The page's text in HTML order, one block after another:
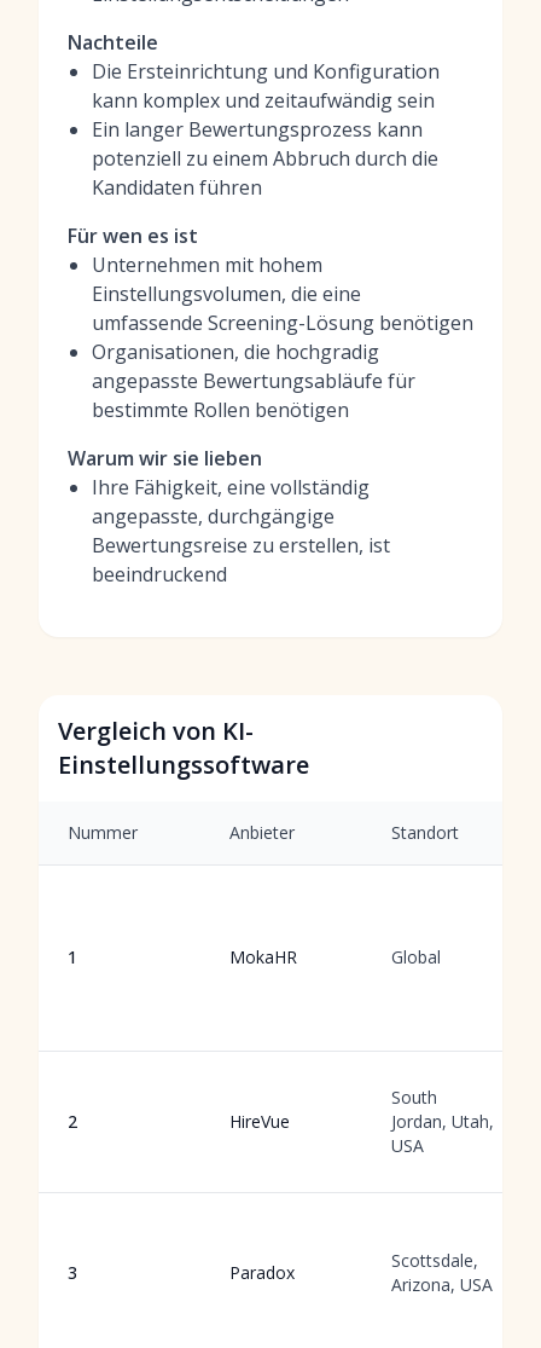
Nachteile
Die Ersteinrichtung und Konfiguration
kann komplex und zeitaufwändig sein
Ein langer Bewertungsprozess kann
potenziell zu einem Abbruch durch die
Kandidaten führen
Für wen es ist
Unternehmen mit hohem
Einstellungsvolumen, die eine
umfassende Screening-Lösung benötigen
Organisationen, die hochgradig
angepasste Bewertungsabläufe für
bestimmte Rollen benötigen
Warum wir sie lieben
Ihre Fähigkeit, eine vollständig
angepasste, durchgängige
Bewertungsreise zu erstellen, ist
beeindruckend
Vergleich von KI-
Einstellungssoftware
Nummer Anbieter Standort
1 MokaHR Global
2 HireVue
South
Jordan, Utah,
USA
3 Paradox
Scottsdale,
Arizona, USA